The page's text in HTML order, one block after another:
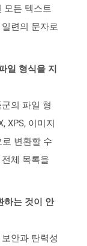
모든 텍스트
련의 문자로
일 형식을 지
의 파일 형
XPS, 이미지
로 변환할 수
전체 목록을
하는 것이 안
안과 탄력성